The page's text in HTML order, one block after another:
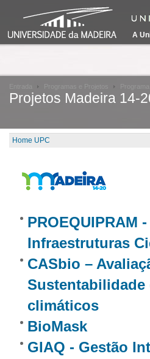
A
Entrada Programas e Projetos Programa
Projetos Madeira 14-
Home UPC
PROEQUIPRAM
Infraestruturas
CASbio –
climáticos
BioMask
GIAQ - Gestão